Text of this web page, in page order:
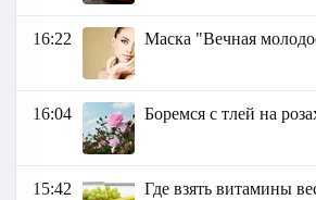
16:22 Маска "Вечная
16:04 Боремся с тлей на
15:42
Где взять витамины